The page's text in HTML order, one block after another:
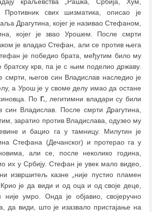
краљевства „Рашка, Србија, Хум,
Противник свих шизматика, описао је
Драгутина, којег је називао Стефаном,
којег је звао Урошем. После смрти
је владао Стефан, али се против њега
је победио брата, међутим било му
братску крв, па је с њим поделио државу.
смрти, његов син Владислав наследио је
а Урош је у своме делу имао да остане
По Г., легитимни владари су били
син Владислав. После смрти Драгутина,
заратио против Владислава, одузео му
и бацио га у тамницу. Милутин је
Стефана (Дечанског) и протерао га у
али се, после неколико година,
их у Србију. Стефан је увек мало видео,
извршитељ казне „није пустио пламен
је да види и од оца и од своје деце,
умро. Онда је објавио, својеручно
да види, што је изазвало пристајање на